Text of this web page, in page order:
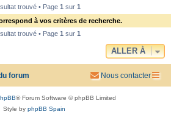
h
trouvé • Page 1sur 1
à vos critères de recherche.
trouvé • Page 1sur 1
ALLER À
forum Nous contacter
® Forum Software © phpBB Limited
Style by phpBB Spain